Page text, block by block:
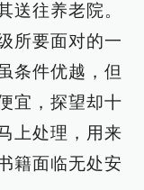
送往养老院。
所要面对的一
条件优越，但
宜，探望却十
上处理，用来
籍面临无处安